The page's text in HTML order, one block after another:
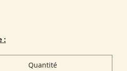
:
Quantité